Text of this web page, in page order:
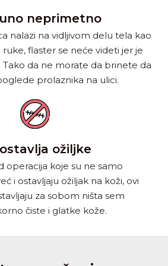
neprimetno
nalazi na vidljivom delu tela kao
ruke, flaster se neće videti jer je
da ne morate da brinete da
prolaznika na ulici.
ožiljke
operacija koje su ne samo
i ostavljaju ožiljak na koži, ovi
za sobom ništa sem
čiste i glatke kože.